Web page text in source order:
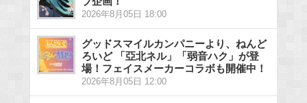
2026年8月05日 18:00
グッドスマイルカンパニーより、ねんど
ろいど 「亞北ネル」「弱音ハク」が登
場！フェイスメーカーコラボも開催中！
2026年8月05日 12:00